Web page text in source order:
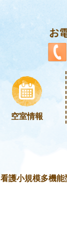
空室情報
看護小規模多機